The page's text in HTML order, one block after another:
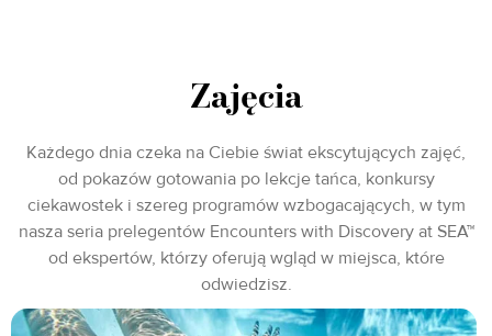
Zajęcia
Każdego dnia czeka na Ciebie świat ekscytujących zajęć,
od pokazów gotowania po lekcje tańca, konkursy
ciekawostek i szereg programów wzbogacających, w tym
nasza seria prelegentów Encounters with Discovery at SEA™
od ekspertów, którzy oferują wgląd w miejsca, które
odwiedzisz.